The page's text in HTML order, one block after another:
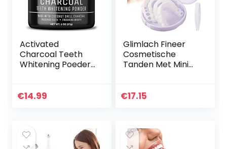
Activated
Charcoal Teeth
Whitening Poeder
Natural Tanden
€14.99
Glimlach Fineer
Cosmetische
Tanden Met Mini
Kunstgebit Nep
€17.15